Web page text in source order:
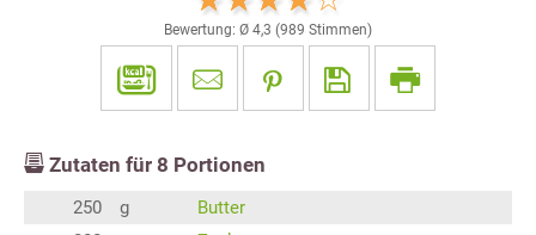
Bewertung: Ø 4,3 (989 Stimmen)
Zutaten für 8 Portionen
250 g
Butter